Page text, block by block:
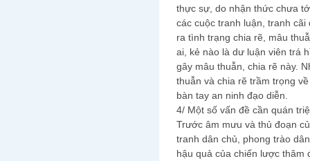
thực sự, do nhận thức chưa
các cuộc tranh luận, tranh
ra tình trạng chia rẽ, mâu
ai, kẻ nào là dư luận viên trá
gây mâu thuẫn, chia rẽ này.
thuẫn và chia rẽ trầm trọng
bàn tay an ninh đạo diễn.
4/ Một số vấn đề cần quán
Trước âm mưu và thủ đoạn
tranh dân chủ, phong trào
hậu quả của chiến lược thâm